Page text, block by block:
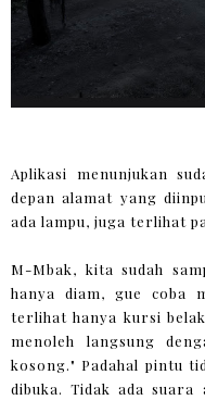
Aplikasi menunjukan
depan alamat yang
ada lampu, juga terlihat
M-Mbak, kita sudah
hanya diam, gue coba
terlihat hanya kursi
menoleh langsung
kosong." Padahal pintu
dibuka. Tidak ada suara